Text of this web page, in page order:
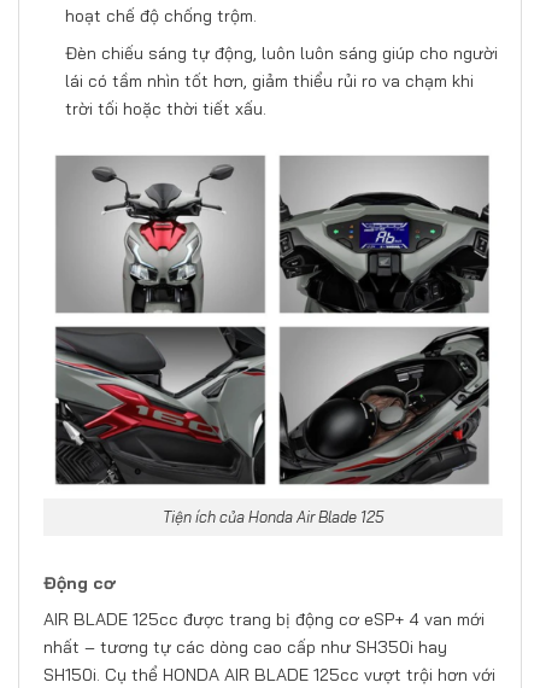
hoạt chế độ chống trộm.
Đèn chiếu sáng tự động, luôn luôn sáng giúp cho người
lái có tầm nhìn tốt hơn, giảm thiểu rủi ro va chạm khi
trời tối hoặc thời tiết xấu.
Tiện ích của Honda Air Blade 125
Động cơ
AIR BLADE 125cc được trang bị động cơ eSP+ 4 van mới
nhất – tương tự các dòng cao cấp như SH350i hay
SH150i. Cụ thể HONDA AIR BLADE 125cc vượt trội hơn với